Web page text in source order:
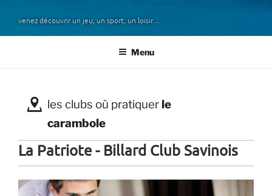
venez découvrir un jeu, un sport, un loisir…
Menu
€ les clubs où pratiquerle
carambole
La Patriote - Billard Club Savinois